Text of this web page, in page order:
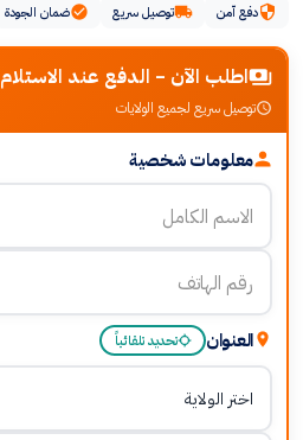
دفع آمن توصيل سريع ضمان الجودة
اطلب الآن - الدفع عند الاستلام
توصيل سريع لجميع الولايات
معلومات شخصية
العنوان تحديد تلقائياً